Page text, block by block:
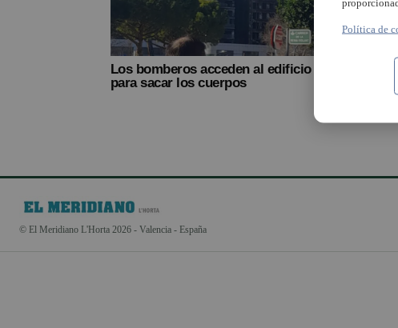
Los bomberos acceden al edificio
para sacar los cuerpos
© El Meridiano L'Horta 2026 - Valencia - España
Política de